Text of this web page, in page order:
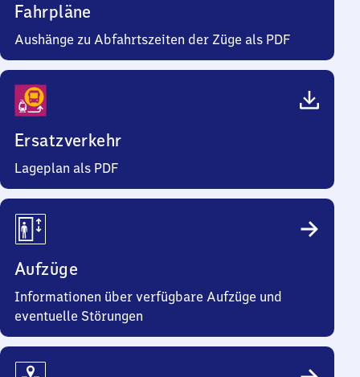
Fahrpläne
Aushänge zu Abfahrtszeiten der Züge als PDF
Ersatzverkehr
Lageplan als PDF
Aufzüge
Informationen über verfügbare Aufzüge und
eventuelle Störungen